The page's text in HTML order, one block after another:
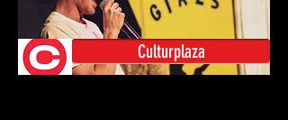
Culturplaza